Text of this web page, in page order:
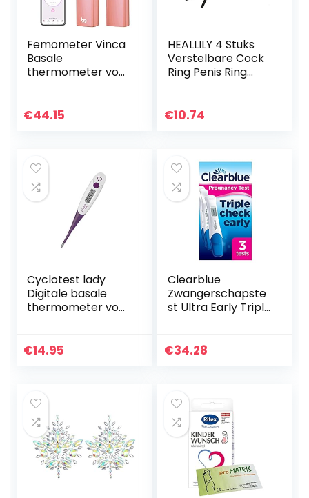
Femometer Vinca
Basale
thermometer voor
digitale Bluetooth
€44.15
HEALLILY 4 Stuks
Verstelbare Cock
Ring Penis Ring
Elektronische
€10.74
Cyclotest lady
Digitale basale
thermometer voor
€14.95
Clearblue
Zwangerschapste
st Ultra Early Triple
€34.28